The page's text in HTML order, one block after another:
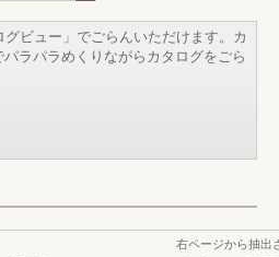
ビュー」でごらんいただけます。カ
ラパラめくりながらカタログをごら
右ページから抽出